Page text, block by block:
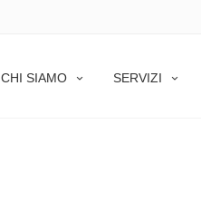
CHI SIAMO SERVIZI